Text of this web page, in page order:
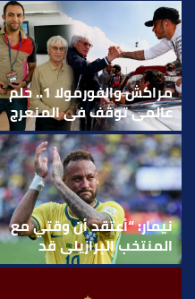
مراكش والفورمولا 1.. حلم
عالمي توقف في المنعرج
الأخير؟
نيمار: “أعتقد أن وقتي مع
المنتخب البرازيلي قد
مضى.. لم أعد أرغب في